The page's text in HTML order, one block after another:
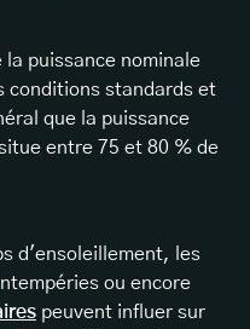
la puissance nominale
conditions standards et
que la puissance
entre 75 et 80 % de
d'ensoleillement, les
ou encore
peuvent influer sur